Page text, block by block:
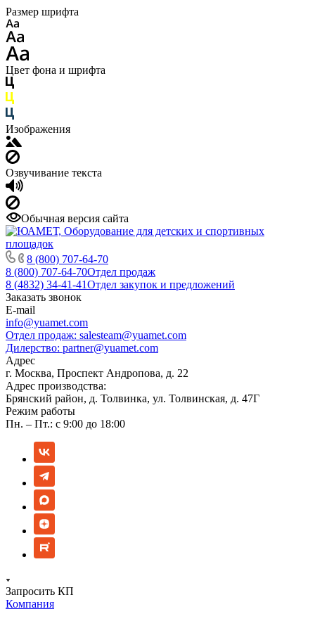
Размер шрифта
Цвет фона и шрифта
Изображения
Озвучивание текста
Обычная версия сайта
8 (800) 707-64-70
8 (800) 707-64-70Отдел продаж
8 (4832) 34-41-41Отдел закупок и предложений
Заказать звонок
E-mail
info@yuamet.com
Отдел продаж: salesteam@yuamet.com
Дилерство: partner@yuamet.com
Адрес
г. Москва, Проспект Андропова, д. 22
Адрес производства:
Брянский район, д. Толвинка, ул. Толвинская, д. 47Г
Режим работы
Пн. – Пт.: с 9:00 до 18:00
Запросить КП
Компания